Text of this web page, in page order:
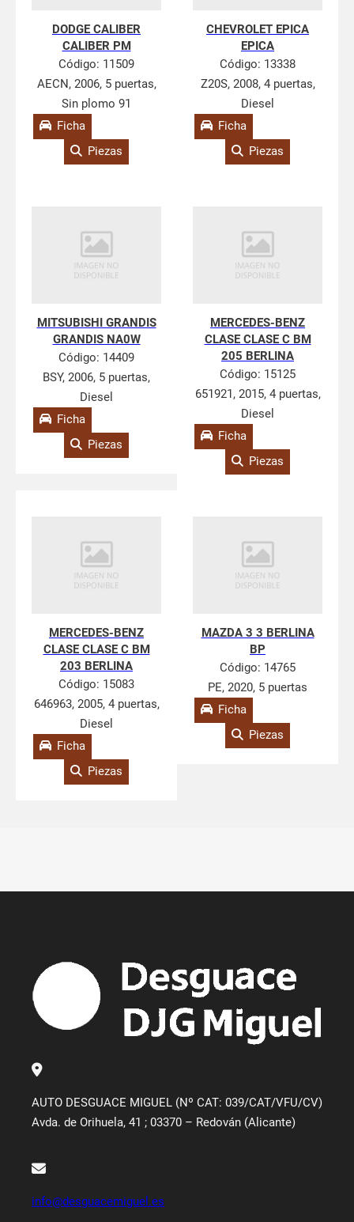
DODGE CALIBER
CALIBER PM
Código: 11509
AECN, 2006, 5 puertas,
Sin plomo 91
Ficha
Piezas
CHEVROLET EPICA
EPICA
Código: 13338
Z20S, 2008, 4 puertas,
Diesel
Ficha
Piezas
MITSUBISHI GRANDIS
GRANDIS NA0W
Código: 14409
BSY, 2006, 5 puertas,
Diesel
Ficha
Piezas
MERCEDES-BENZ
CLASE CLASE C BM
205 BERLINA
Código: 15125
651921, 2015, 4 puertas,
Diesel
Ficha
Piezas
MERCEDES-BENZ
CLASE CLASE C BM
203 BERLINA
Código: 15083
646963, 2005, 4 puertas,
Diesel
Ficha
Piezas
MAZDA 3 3 BERLINA
BP
Código: 14765
PE, 2020, 5 puertas
Ficha
Piezas
AUTO DESGUACE MIGUEL (Nº CAT: 039/CAT/VFU/CV)
Avda. de Orihuela, 41 ; 03370 – Redován (Alicante)
info@desguacemiguel.es